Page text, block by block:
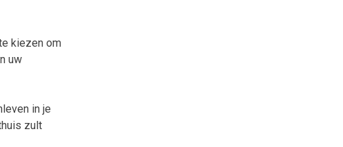
kiezen om
uw
in je
zult